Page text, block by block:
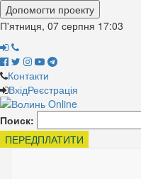
Допомогти проекту
П'ятниця, 07 серпня 17:03
Контакти
ВхідРеєстрація
Поиск:
ПЕРЕДПЛАТИТИ